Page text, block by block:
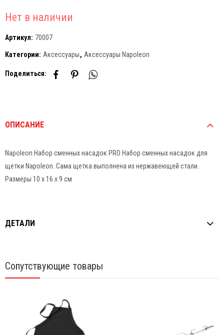
Нет в наличии
Артикул: 70007
Категории: Аксессуары, Аксессуары Napoleon
Поделиться:
ОПИСАНИЕ
Napoleon Набор сменных насадок PRO Набор сменных насадок для
щетки Napoleon. Сама щетка выполнена из нержавеющей стали.
Размеры 10 х 16 х 9 см
ДЕТАЛИ
Сопутствующие товары